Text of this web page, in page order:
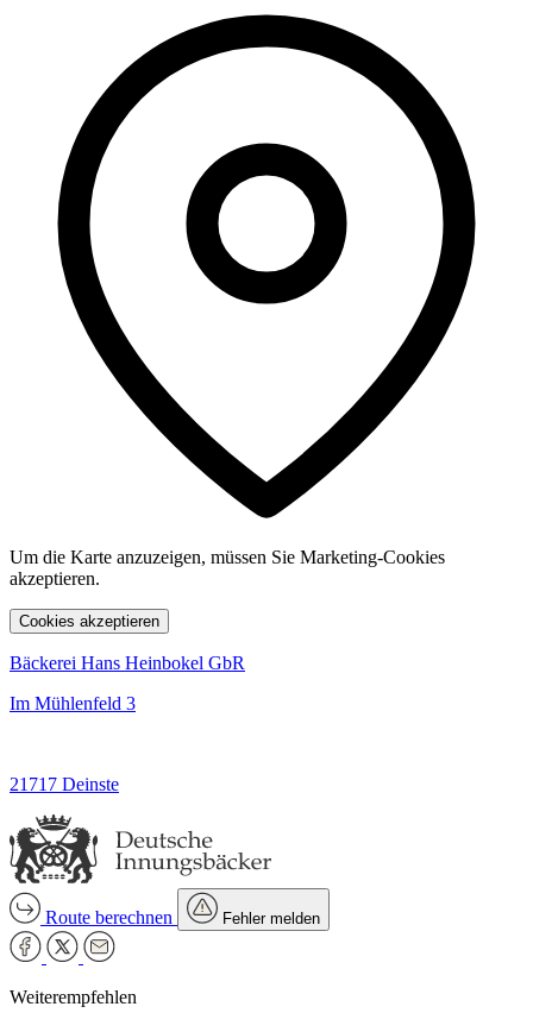
Um die Karte anzuzeigen, müssen Sie Marketing-Cookies
akzeptieren.
Cookies akzeptieren
Bäckerei Hans Heinbokel GbR
Im Mühlenfeld 3
21717 Deinste
Route berechnen Fehler melden
Weiterempfehlen